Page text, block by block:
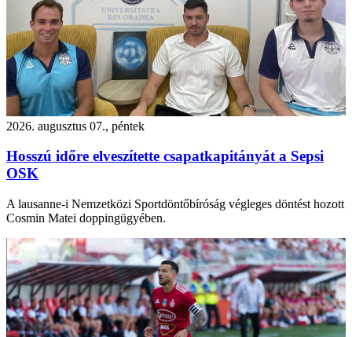
2026. augusztus 07., péntek
Hosszú időre elveszítette csapatkapitányát a Sepsi
OSK
A lausanne-i Nemzetközi Sportdöntőbíróság végleges döntést hozott
Cosmin Matei doppingügyében.